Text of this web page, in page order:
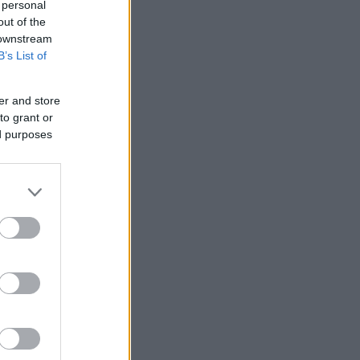
of the
List of
and store
grant or
purposes